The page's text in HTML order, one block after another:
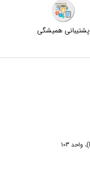
پشتیبانی همیشگی